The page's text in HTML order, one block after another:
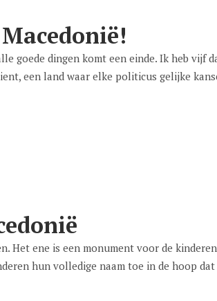
goede dingen komt een einde. Ik heb vijf
een land waar elke politicus gelijke
Het ene is een monument voor de
hun volledige naam toe in de hoop